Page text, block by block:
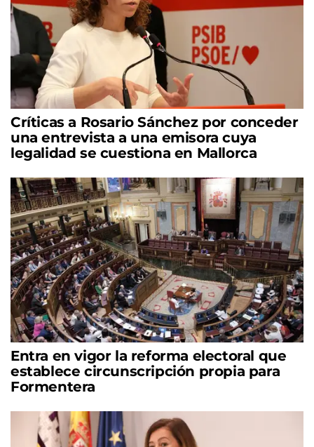
Críticas a Rosario Sánchez por conceder
una entrevista a una emisora cuya
legalidad se cuestiona en Mallorca
Entra en vigor la reforma electoral que
establece circunscripción propia para
Formentera